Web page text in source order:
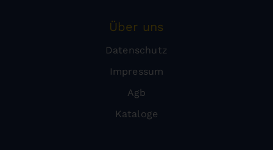
Über uns
Datenschutz
Impressum
Agb
Kataloge